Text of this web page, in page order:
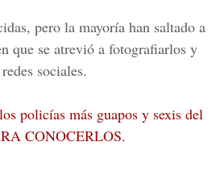
pero la mayoría han saltado a
que se atrevió a fotografiarlos y
sociales.
policías más guapos y sexis del
CONOCERLOS.